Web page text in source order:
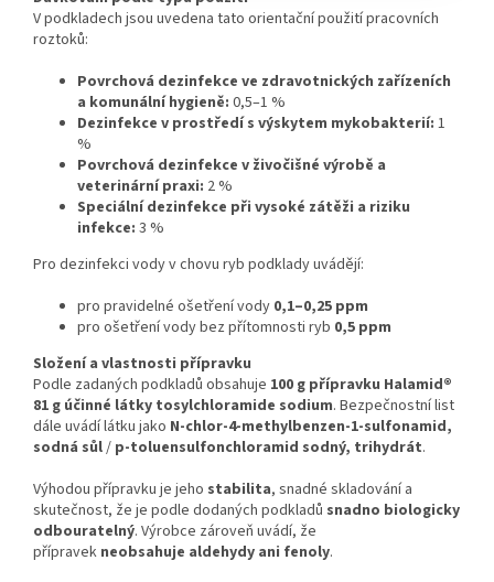
V podkladech jsou uvedena tato orientační použití pracovních
roztoků:
Povrchová dezinfekce ve zdravotnických zařízeních
a komunální hygieně: 0,5–1 %
Dezinfekce v prostředí s výskytem mykobakterií: 1
%
Povrchová dezinfekce v živočišné výrobě a
veterinární praxi: 2 %
Speciální dezinfekce při vysoké zátěži a riziku
infekce: 3 %
Pro dezinfekci vody v chovu ryb podklady uvádějí:
pro pravidelné ošetření vody 0,1–0,25 ppm
pro ošetření vody bez přítomnosti ryb 0,5 ppm
Složení a vlastnosti přípravku
Podle zadaných podkladů obsahuje 100 g přípravku Halamid®
81 g účinné látky tosylchloramide sodium. Bezpečnostní list
dále uvádí látku jako N-chlor-4-methylbenzen-1-sulfonamid,
sodná sůl/ p-toluensulfonchloramid sodný, trihydrát.
Výhodou přípravku je jeho stabilita, snadné skladování a
skutečnost, že je podle dodaných podkladů snadno biologicky
odbouratelný. Výrobce zároveň uvádí, že
přípravek neobsahuje aldehydy ani fenoly.